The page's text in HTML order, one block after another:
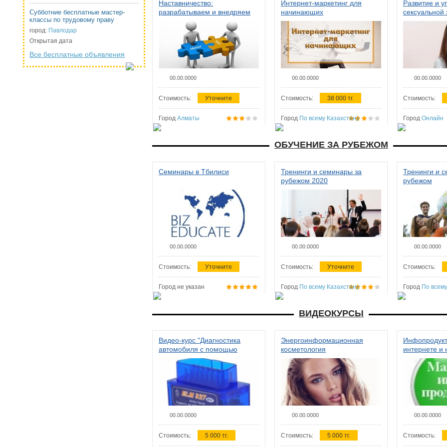
Субботние бесплатные мастер-
классы по трудовому праву
город: Павлодар
Открытая дата
Все бесплатные объявления
Наставничество:
разрабатываем и внедряем
систему наставничества в
организации
00.00.0000
Стоимость: Уточните
Город Алматы
Интернет-маркетинг для
начинающих
00.00.0000
Стоимость: 38 000 тг.
Город По всему Казахстану
Развитие и
сексуальной
женщин
00.00.0000
Стоимость:
Город Онлайн
ОБУЧЕНИЕ ЗА РУБЕЖОМ
Семинары в Тбилиси
00.00.0000
Стоимость: Уточните
Город не указан
Тренинги и семинары за
рубежом 2020
00.00.0000
Стоимость: Уточните
Город По всему Казахстану
Тренинги и
рубежом
00.00.0000
Стоимость:
Город По
ВИДЕОКУРСЫ
Видео-курс "Диагностика
автомобиля с помощью
сканера ELM 327"
00.00.0000
Стоимость: 5 000 тг.
Энергоинформационная
косметология
00.00.0000
Стоимость: 5 000 тг.
интернете и
00.00.0000
Стоимость: